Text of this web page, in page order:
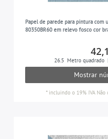
Papel de parede para pintura com
80350BR60 em relevo fosco cor
26.5 Metro quadrado
Mostrar
* incluindo o 19% IVA Não